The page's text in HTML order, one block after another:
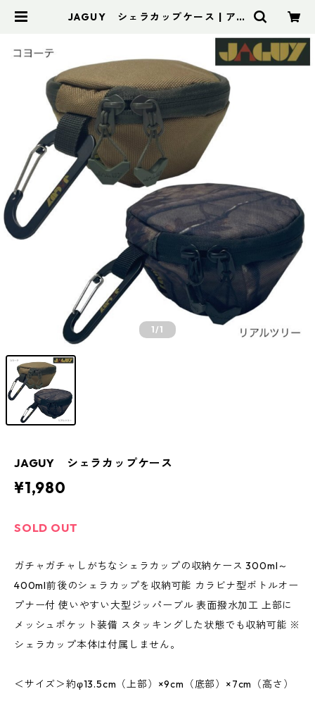
JAGUY シェラカップケース | アド
1/1
JAGUY シェラカップケース
¥1,980
SOLD OUT
ガチャガチャしがちなシェラカップの収納ケース 300ml～
400ml前後のシェラカップを収納可能 カラビナ型ボトルオー
プナー付 使いやすい大型ジッパーブル 表面撥水加工 上部に
メッシュポケット装備 スタッキングした状態でも収納可能 ※
シェラカップ本体は付属しません。
＜サイズ＞約φ13.5cm（上部）×9cm（底部）×7cm（高さ）